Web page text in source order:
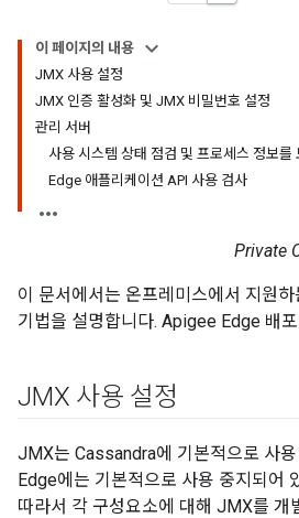
이 페이지의 내용
JMX 사용 설정
JMX 인증 활성화 및 JMX 비밀번호 설정
관리 서버
사용 시스템 상태 점검 및 프로세스 정보
Edge 애플리케이션 API 사용 검사
Private
이 문서에서는 온프레미스에서 지원
기법을 설명합니다. Apigee Edge 배
JMX 사용 설정
JMX는 Cassandra에 기본적으로 사
Edge에는 기본적으로 사용 중지되어
따라서 각 구성요소에 대해 JMX를 개